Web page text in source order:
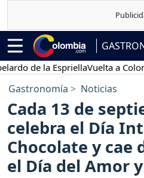
de la EspriellaVuelta a Colombia
Gastronomía Noticias
Cada 13 de
celebra el Día
Chocolate y cae
el Día del Amor